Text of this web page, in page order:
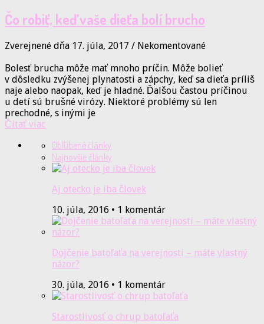
Čo robiť, keď vaše dieťa bolí brucho
Zverejnené dňa 17. júla, 2017 / Nekomentované
Bolesť brucha môže mať mnoho príčin. Môže bolieť
v dôsledku zvýšenej plynatosti a zápchy, keď sa dieťa príliš
naje alebo naopak, keď je hladné. Ďalšou častou príčinou
u detí sú brušné virózy. Niektoré problémy sú len
prechodné, s inými je
Čítať viac
Obľúbené články
Najnovšie články
Aj otecko je iba človek
10. júla, 2016 • 1 komentár
Dojčenie batoľaťa na verejnosti – máte vlastný
názor?
30. júla, 2016 • 1 komentár
Starostlivosť o chrup batoľaťa